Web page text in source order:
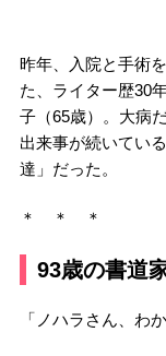
昨年、入院と手術
た、ライター歴30
子（65歳）。大病
出来事が続いてい
達」だった。
＊ ＊ ＊
93歳の書道
「ノハラさん、わ